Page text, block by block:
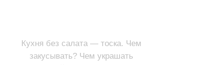
Кухня без салата — тоска. Чем
закусывать? Чем украшать